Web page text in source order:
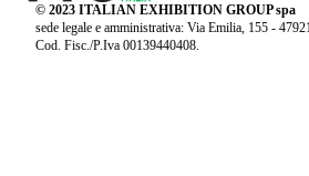
© 2023 ITALIAN EXHIBITION GROUP spa
sede legale e amministrativa: Via Emilia, 155 -
Cod. Fisc./P.Iva 00139440408.